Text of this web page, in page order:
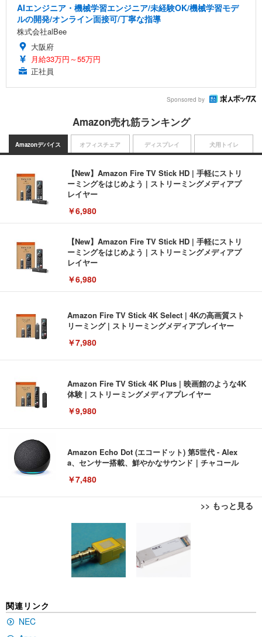
AIエンジニア・機械学習エンジニア/未経験OK/機械学習モデ
ルの開発/オンライン面接可/丁寧な指導
株式会社alBee
大阪府
月給33万円～55万円
正社員
Sponsored by
Amazon売れ筋ランキング
Amazonデバイス
【New】Amazon Fire TV Stick HD | 手軽にストリ
ーミングをはじめよう | ストリーミングメディアプ
レイヤー
￥6,980
【New】Amazon Fire TV Stick HD | 手軽にストリ
ーミングをはじめよう | ストリーミングメディアプ
レイヤー
￥6,980
Amazon Fire TV Stick 4K Select | 4Kの高画質スト
リーミング | ストリーミングメディアプレイヤー
￥7,980
Amazon Fire TV Stick 4K Plus | 映画館のような4K
体験 | ストリーミングメディアプレイヤー
￥9,980
Amazon Echo Dot (エコードット) 第5世代 - Alex
a、センサー搭載、鮮やかなサウンド｜チャコール
￥7,480
>> もっと見る
オフィスチェア
い 跳ね上げ式アームレスト コンパクト 約105度ロッ
キング pc 事務椅子 360度回転 座面昇降 強化ナイロ
ン樹脂ベース 通気性メッシュ 在宅ワーク H-WY01
(黒網+黒枠+黒足)
￥5,699
ュチェア 人間工学 疲れない ブラック
ディスプレイ
EV3240X-WT | 31.5型4K UHD・USB Type-C・ホワ
イト
￥105,595
犬用トイレ
Amazonベーシック ペットシーツ 薄型 レギュラー 1
回使い捨て 無香料 ホワイト 300枚
￥3,373
x2袋(84枚) ホワイト(吸収面:ライトブルー)
関連リンク
NEC